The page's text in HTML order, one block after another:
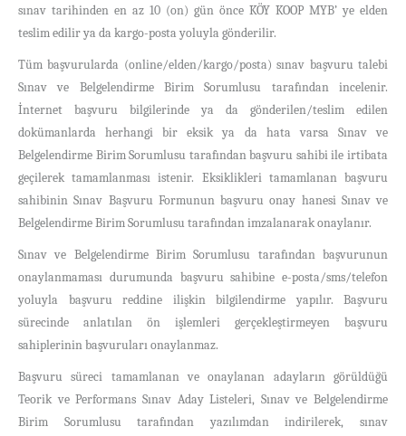
sınav tarihinden en az 10 (on) gün önce KÖY KOOP MYB’ ye elden
teslim edilir ya da kargo-posta yoluyla gönderilir.
Tüm başvurularda (online/elden/kargo/posta) sınav başvuru talebi
Sınav ve Belgelendirme Birim Sorumlusu tarafından incelenir.
İnternet başvuru bilgilerinde ya da gönderilen/teslim edilen
dokümanlarda herhangi bir eksik ya da hata varsa Sınav ve
Belgelendirme Birim Sorumlusu tarafından başvuru sahibi ile irtibata
geçilerek tamamlanması istenir. Eksiklikleri tamamlanan başvuru
sahibinin Sınav Başvuru Formunun başvuru onay hanesi Sınav ve
Belgelendirme Birim Sorumlusu tarafından imzalanarak onaylanır.
Sınav ve Belgelendirme Birim Sorumlusu tarafından başvurunun
onaylanmaması durumunda başvuru sahibine e-posta/sms/telefon
yoluyla başvuru reddine ilişkin bilgilendirme yapılır. Başvuru
sürecinde anlatılan ön işlemleri gerçekleştirmeyen başvuru
sahiplerinin başvuruları onaylanmaz.
Başvuru süreci tamamlanan ve onaylanan adayların görüldüğü
Teorik ve Performans Sınav Aday Listeleri, Sınav ve Belgelendirme
Birim Sorumlusu tarafından yazılımdan indirilerek, sınav